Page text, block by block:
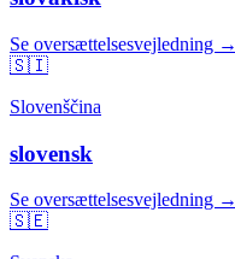
Se oversættelsesvejledning →
🇸🇮
Slovenščina
slovensk
Se oversættelsesvejledning →
🇸🇪